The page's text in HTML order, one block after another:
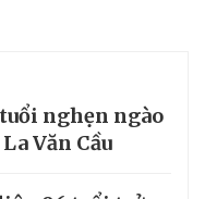
nghẹn ngào
Văn Cầu